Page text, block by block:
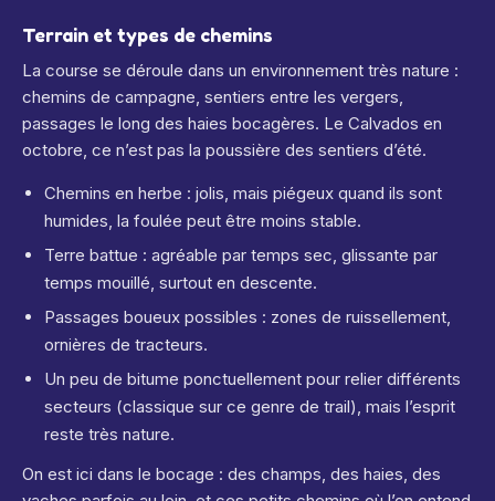
Terrain et types de chemins
La course se déroule dans un environnement très nature :
chemins de campagne, sentiers entre les vergers,
passages le long des haies bocagères. Le Calvados en
octobre, ce n’est pas la poussière des sentiers d’été.
Chemins en herbe : jolis, mais piégeux quand ils sont
humides, la foulée peut être moins stable.
Terre battue : agréable par temps sec, glissante par
temps mouillé, surtout en descente.
Passages boueux possibles : zones de ruissellement,
ornières de tracteurs.
Un peu de bitume ponctuellement pour relier différents
secteurs (classique sur ce genre de trail), mais l’esprit
reste très nature.
On est ici dans le bocage : des champs, des haies, des